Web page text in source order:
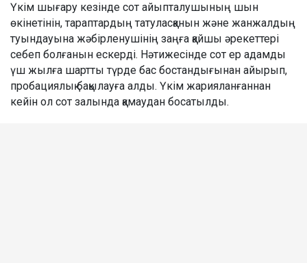
Үкім шығару кезінде сот айыпталушының шын
өкінетінін, тараптардың татуласқанын және жанжалдың
туындауына жәбірленушінің заңға қайшы әрекеттері
себеп болғанын ескерді. Нәтижесінде сот ер адамды
үш жылға шартты түрде бас бостандығынан айырып,
пробациялық бақылауға алды. Үкім жарияланғаннан
кейін ол сот залында қамаудан босатылды.